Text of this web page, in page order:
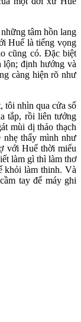
tâm hồn lang
Huế là tiếng vọng
cũng có. Đặc biệt
lộn; định hướng và
càng hiện rõ như
tôi nhìn qua cửa sổ
tắp, rồi liên tưởng
mùi dị thảo thạch
nhẹ thấy mình như
với Huế thời miếu
làm gì thì làm thơ
khỏi làm thinh. Và
tay để máy ghi